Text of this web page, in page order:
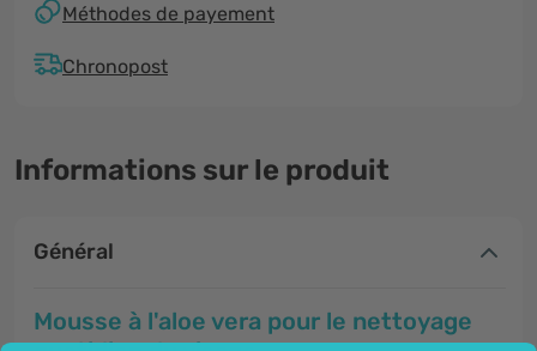
Méthodes de payement
Chronopost
Informations sur le produit
Général
Mousse à l'aloe vera pour le nettoyage